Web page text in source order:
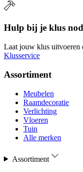
Hulp bij je klus
Laat jouw klus uitvoeren
Klusservice
Assortiment
Meubelen
Raamdecoratie
Verlichting
Vloeren
Tuin
Alle merken
Assortiment